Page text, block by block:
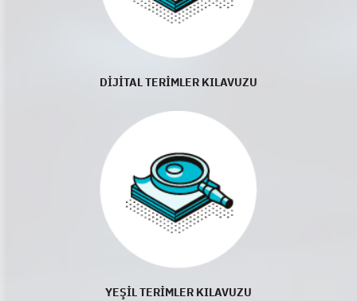
DİJİTAL TERİMLER KILAVUZU
YEŞİL TERİMLER KILAVUZU